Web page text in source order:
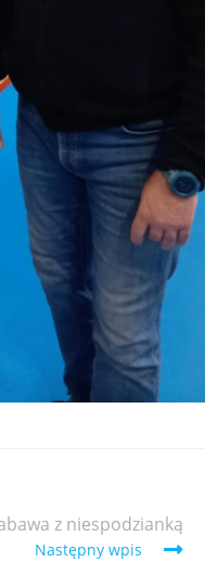
z niespodzianką
Następny wpis